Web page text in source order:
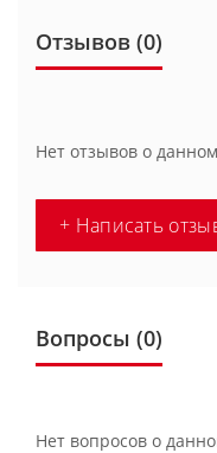
Отзывов (0)
Нет отзывов о
+ Написать
Вопросы (0)
Нет вопросов о